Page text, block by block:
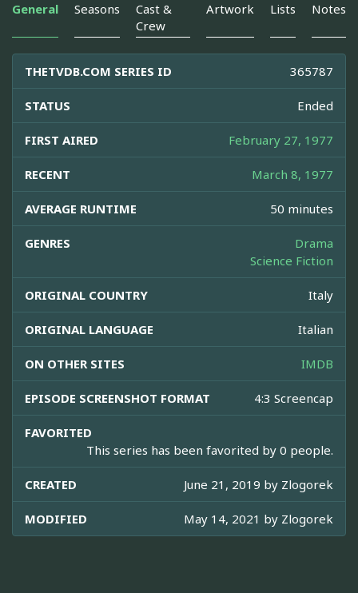
General Seasons
Cast &
Crew
Artwork Lists Notes
THETVDB.COM SERIES ID 365787
STATUS Ended
FIRST AIRED February 27, 1977
RECENT March 8, 1977
AVERAGE RUNTIME 50 minutes
GENRES
Drama
Science Fiction
ORIGINAL COUNTRY Italy
ORIGINAL LANGUAGE Italian
ON OTHER SITES IMDB
EPISODE SCREENSHOT FORMAT 4:3 Screencap
FAVORITED
This series has been favorited by 0 people.
CREATED June 21, 2019 by Zlogorek
MODIFIED May 14, 2021 by Zlogorek